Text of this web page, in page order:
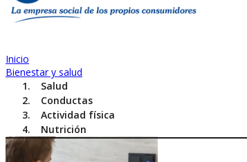
Inicio
Bienestar y salud
Salud
Conductas
Actividad física
Nutrición